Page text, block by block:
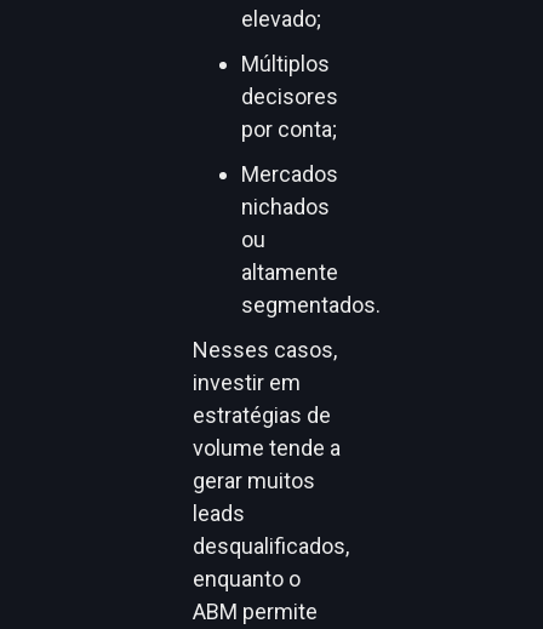
elevado;
Múltiplos
decisores
por conta;
Mercados
nichados
ou
altamente
segmentados.
Nesses casos,
investir em
estratégias de
volume tende a
gerar muitos
leads
desqualificados,
enquanto o
ABM permite